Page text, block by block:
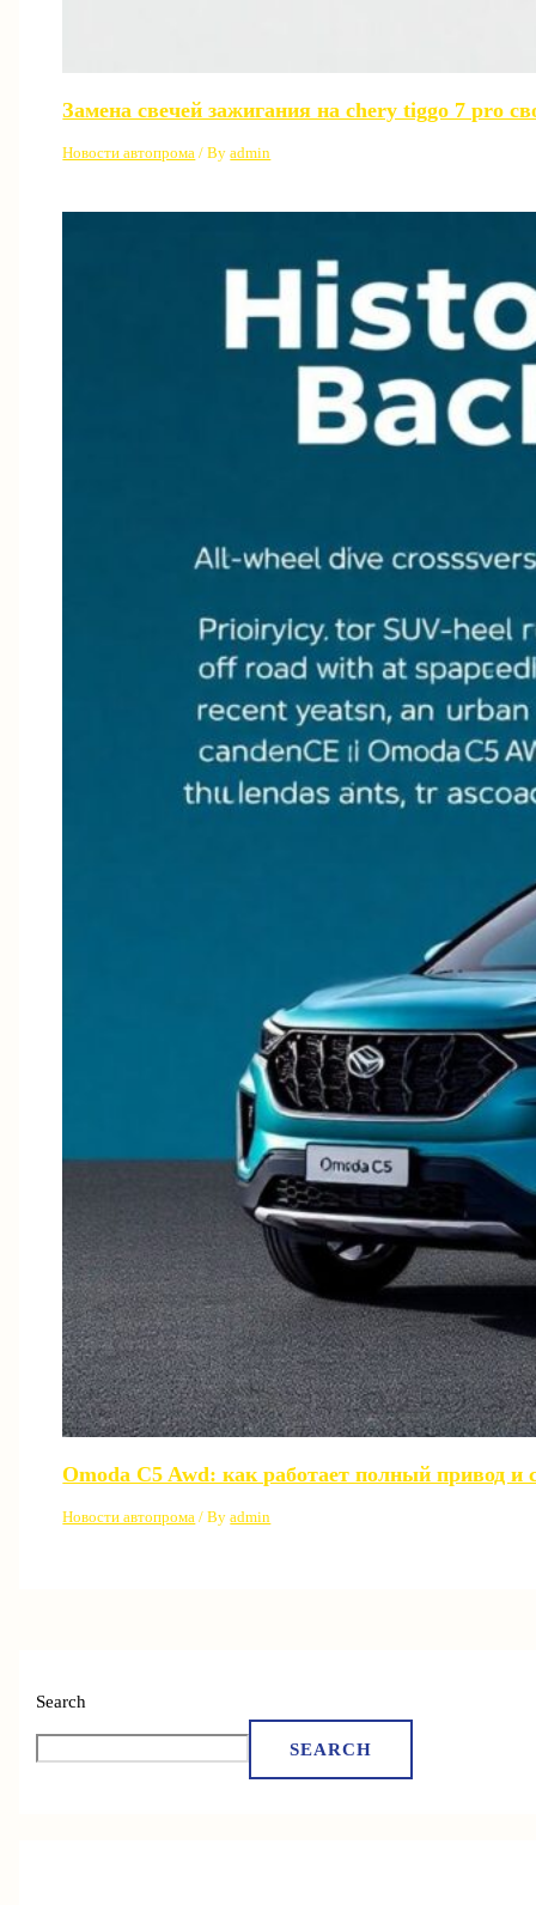
Search
SEARCH
Замена свечей зажигания на chery tiggo 7 pro
Новости автопрома / Byadmin
Omoda C5 Awd: как работает полный привод и
Новости автопрома / Byadmin